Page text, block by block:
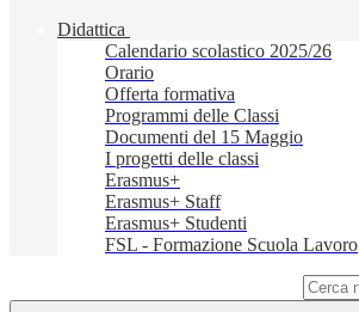
Didattica
Calendario scolastico 2025/26
Orario
Offerta formativa
Programmi delle Classi
Documenti del 15 Maggio
I progetti delle classi
Erasmus+
Erasmus+ Staff
Erasmus+ Studenti
FSL - Formazione Scuola Lavoro